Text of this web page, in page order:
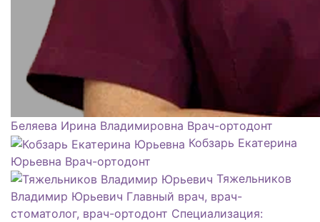
Беляева Ирина Владимировна Врач-ортодонт
Кобзарь Екатерина
Юрьевна Врач-ортодонт
Тяжельников
Владимир Юрьевич Главный врач, врач-
стоматолог, врач-ортодонт Специализация: